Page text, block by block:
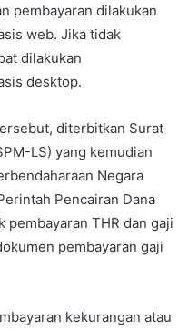
pembayaran dilakukan
web. Jika tidak
dilakukan
desktop.
diterbitkan Surat
LS) yang kemudian
Negara
Pencairan Dana
pembayaran THR dan gaji
pembayaran gaji
kekurangan atau